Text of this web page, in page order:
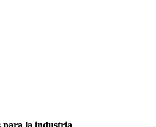
para la industria